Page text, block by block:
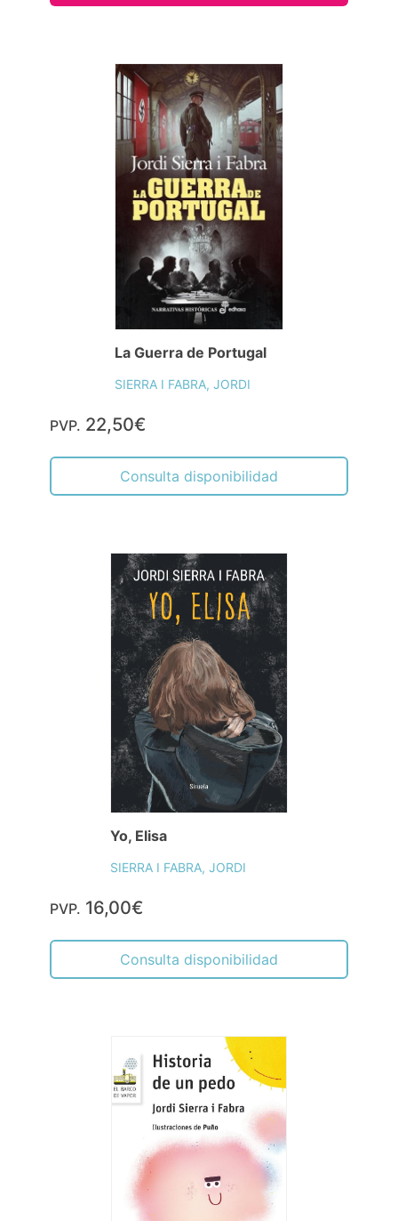
La Guerra de Portugal
SIERRA I FABRA, JORDI
PVP. 22,50€
Consulta disponibilidad
Yo, Elisa
SIERRA I FABRA, JORDI
PVP. 16,00€
Consulta disponibilidad